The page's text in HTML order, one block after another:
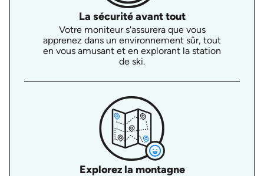
La sécurité avant tout
Votre moniteur s'assurera que vous
apprenez dans un environnement sûr, tout
en vous amusant et en explorant la station
de ski.
Explorez la montagne